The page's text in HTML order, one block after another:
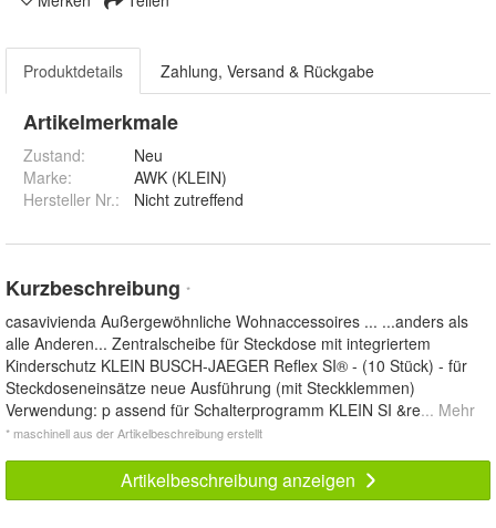
Produktdetails Zahlung, Versand & Rückgabe
Artikelmerkmale
Zustand:
Neu
Marke:
AWK (KLEIN)
Hersteller Nr.:
Nicht zutreffend
Kurzbeschreibung *
casavivienda Außergewöhnliche Wohnaccessoires ... ...anders als
alle Anderen... Zentralscheibe für Steckdose mit integriertem
Kinderschutz KLEIN BUSCH-JAEGER Reflex SI® - (10 Stück) - für
Steckdoseneinsätze neue Ausführung (mit Steckklemmen)
Verwendung: p assend für Schalterprogramm KLEIN SI &re... Mehr
* maschinell aus der Artikelbeschreibung erstellt
Artikelbeschreibung anzeigen